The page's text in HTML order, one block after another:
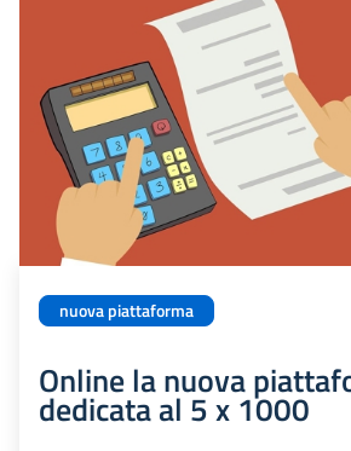
nuova piattaforma
Online la nuova
dedicata al 5 x 1000